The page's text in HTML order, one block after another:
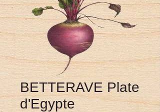
BETTERAVE Plate
d'Egypte